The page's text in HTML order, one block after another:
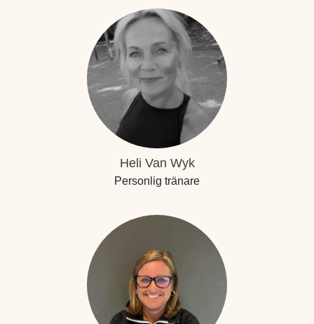
Heli Van Wyk
Personlig tränare